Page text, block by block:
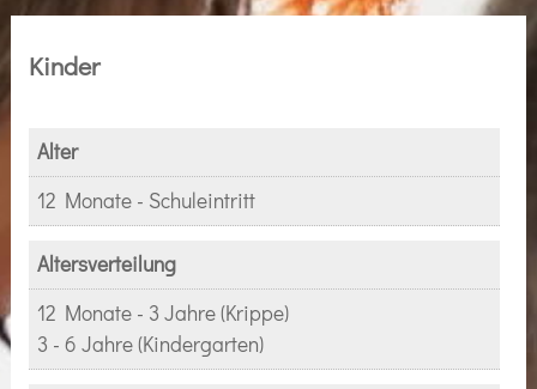
Kinder
Alter
12 Monate - Schuleintritt
Altersverteilung
12 Monate - 3 Jahre (Krippe)
3 - 6 Jahre (Kindergarten)